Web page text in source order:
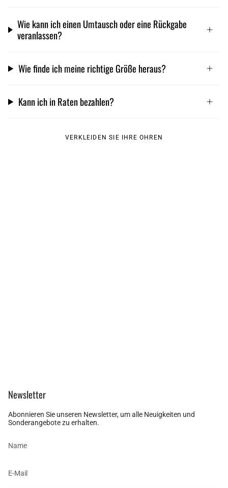
Wie kann ich einen Umtausch oder eine Rückgabe
veranlassen?
Wie finde ich meine richtige Größe heraus?
Kann ich in Raten bezahlen?
VERKLEIDEN SIE IHRE OHREN
Newsletter
Abonnieren Sie unseren Newsletter, um alle Neuigkeiten und
Sonderangebote zu erhalten.